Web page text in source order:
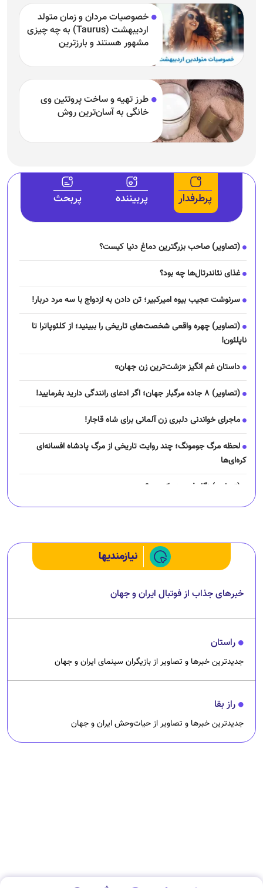
خصوصیات مردان و زمان متولد
اردیبهشت (Taurus) به چه چیزی
مشهور هستند و بارزترین
طرز تهیه و ساخت پروتئین وی
خانگی به آسان‌ترین روش
پرطرفدار پربیننده پربحث
(تصاویر) صاحب بزرگترین دماغ دنیا کیست؟
غذای نئاندرتال‌ها چه بود؟
سرنوشت عجیب بیوه امیرکبیر؛ تن دادن به ازدواج با سه مرد دربار!
(تصاویر) چهره واقعی شخصت‌های تاریخی را ببینید؛ از کلئوپاترا تا
ناپلئون!
داستان غم انگیز «زشت‌ترین زن جهان»
(تصاویر) ۸ جاده مرگبار جهان؛ اگر ادعای رانندگی دارید بفرمایید!
ماجرای خواندنی دلبری زن آلمانی برای شاه قاجار!
لحظه مرگ جومونگ؛ چند روایت تاریخی از مرگ پادشاه افسانه‌ای
کره‌ای‌ها
(تصاویر) نگار فرهمند کیست؟
نیازمندیها
خبرهای جذاب از فوتبال ایران و جهان
راستان
جدیدترین خبرها و تصاویر از بازیگران سینمای ایران و جهان
راز بقا
جدیدترین خبرها و تصاویر از حیات‌وحش ایران و جهان